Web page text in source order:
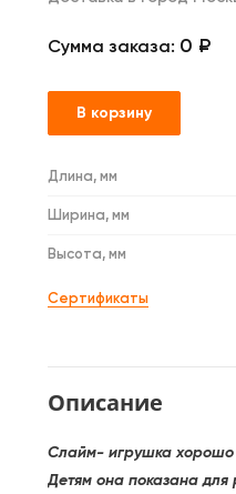
Сумма заказа: 0 ₽
В корзину
Длина, мм
Ширина, мм
Высота, мм
Сертификаты
Описание
Слайм- игрушка хорошо
Детям она показана